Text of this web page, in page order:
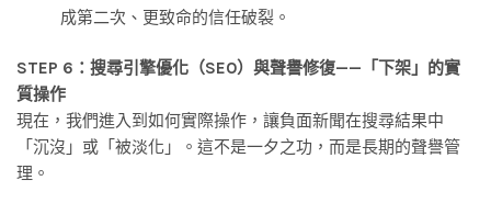
成第二次、更致命的信任破裂。
STEP 6：搜尋引擎優化（SEO）與聲譽修復——「下架」的實
質操作
現在，我們進入到如何實際操作，讓負面新聞在搜尋結果中
「沉沒」或「被淡化」。這不是一夕之功，而是長期的聲譽管
理。